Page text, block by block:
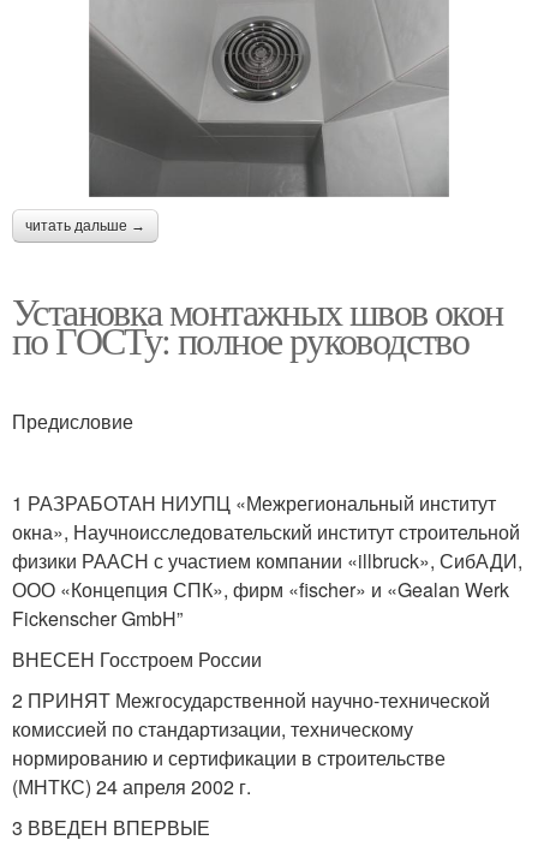
читать дальше →
Установка монтажных швов окон
по ГОСТу: полное руководство
Предисловие
1 РАЗРАБОТАН НИУПЦ «Межрегиональный институт
окна», Научноисследовательский институт строительной
физики РААСН с участием компании «illbruck», СибАДИ,
ООО «Концепция СПК», фирм «fischer» и «Gealan Werk
Fickenscher GmbH”
ВНЕСЕН Госстроем России
2 ПРИНЯТ Межгосударственной научно-технической
комиссией по стандартизации, техническому
нормированию и сертификации в строительстве
(МНТКС) 24 апреля 2002 г.
3 ВВЕДЕН ВПЕРВЫЕ